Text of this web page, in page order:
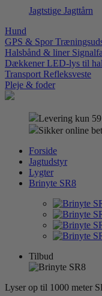
Jagtstige Jagttårn
Hund
GPS & Spor
Halsbånd & liner
Dækkener LED-lys til
Transport Refleksveste
Pleje & foder
Levering kun
Sikker online
Forside
Jagtudstyr
Lygter
Brinyte SR8
Tilbud
Lyser op til 1000 meter